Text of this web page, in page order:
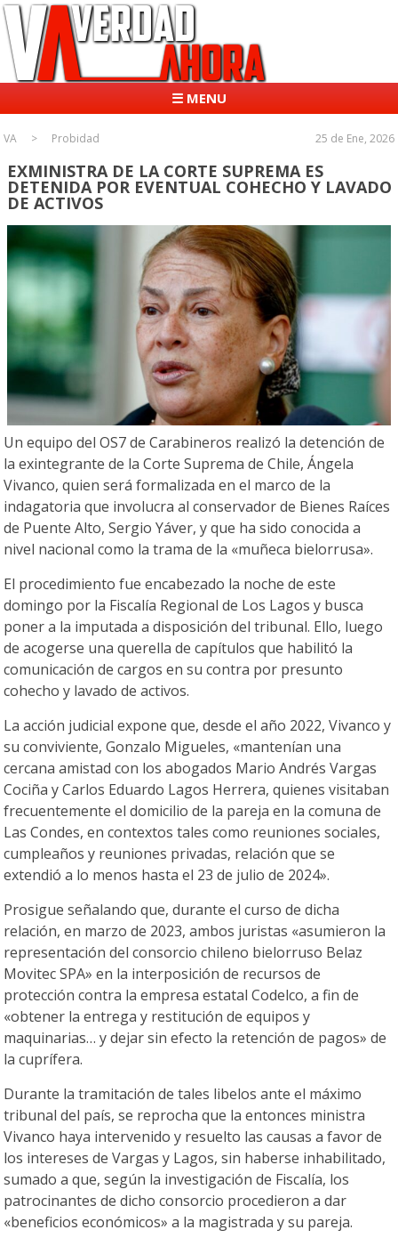
☰ MENU
VA Probidad 25 de Ene, 2026
EXMINISTRA DE LA CORTE SUPREMA ES
DETENIDA POR EVENTUAL COHECHO Y LAVADO
DE ACTIVOS
Un equipo del OS7 de Carabineros realizó la detención de
la exintegrante de la Corte Suprema de Chile, Ángela
Vivanco, quien será formalizada en el marco de la
indagatoria que involucra al conservador de Bienes Raíces
de Puente Alto, Sergio Yáver, y que ha sido conocida a
nivel nacional como la trama de la «muñeca bielorrusa».
El procedimiento fue encabezado la noche de este
domingo por la Fiscalía Regional de Los Lagos y busca
poner a la imputada a disposición del tribunal. Ello, luego
de acogerse una querella de capítulos que habilitó la
comunicación de cargos en su contra por presunto
cohecho y lavado de activos.
La acción judicial expone que, desde el año 2022, Vivanco y
su conviviente, Gonzalo Migueles, «mantenían una
cercana amistad con los abogados Mario Andrés Vargas
Cociña y Carlos Eduardo Lagos Herrera, quienes visitaban
frecuentemente el domicilio de la pareja en la comuna de
Las Condes, en contextos tales como reuniones sociales,
cumpleaños y reuniones privadas, relación que se
extendió a lo menos hasta el 23 de julio de 2024».
Prosigue señalando que, durante el curso de dicha
relación, en marzo de 2023, ambos juristas «asumieron la
representación del consorcio chileno bielorruso Belaz
Movitec SPA» en la interposición de recursos de
protección contra la empresa estatal Codelco, a fin de
«obtener la entrega y restitución de equipos y
maquinarias… y dejar sin efecto la retención de pagos» de
la cuprífera.
Durante la tramitación de tales libelos ante el máximo
tribunal del país, se reprocha que la entonces ministra
Vivanco haya intervenido y resuelto las causas a favor de
los intereses de Vargas y Lagos, sin haberse inhabilitado,
sumado a que, según la investigación de Fiscalía, los
patrocinantes de dicho consorcio procedieron a dar
«beneficios económicos» a la magistrada y su pareja.